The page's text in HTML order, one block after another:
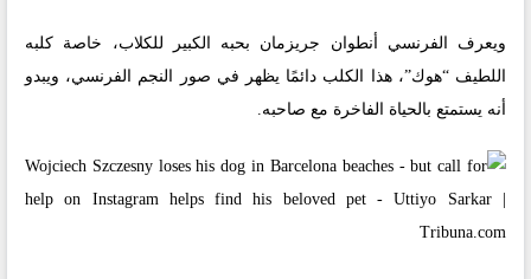
ويعرف الفرنسي أنطوان جريزمان بحبه الكبير للكلاب، خاصة كلبه
اللطيف “هوك”، هذا الكلب دائمًا يظهر في صور النجم الفرنسي، ويبدو
أنه يستمتع بالحياة الفاخرة مع صاحبه.